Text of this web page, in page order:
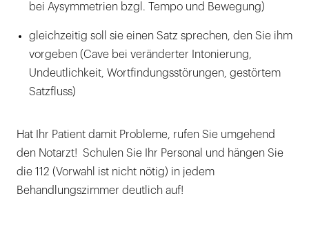
bei Aysymmetrien bzgl. Tempo und Bewegung)
gleichzeitig soll sie einen Satz sprechen, den Sie ihm
vorgeben (Cave bei veränderter Intonierung,
Undeutlichkeit, Wortfindungsstörungen, gestörtem
Satzfluss)
Hat Ihr Patient damit Probleme, rufen Sie umgehend
den Notarzt! Schulen Sie Ihr Personal und hängen Sie
die 112 (Vorwahl ist nicht nötig) in jedem
Behandlungszimmer deutlich auf!